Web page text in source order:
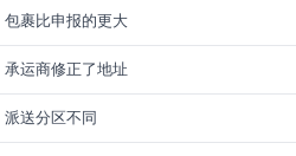
包裹比申报的更大
承运商修正了地址
派送分区不同